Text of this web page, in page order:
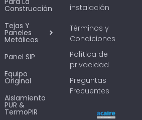
Construcción
Tejas Y
Paneles
Metálicos
Panel SIP
Equipo
Original
Aislamiento
PUR &
TermoPIR
instalación
Términos y
Condiciones
Política de
privacidad
Preguntas
Frecuentes